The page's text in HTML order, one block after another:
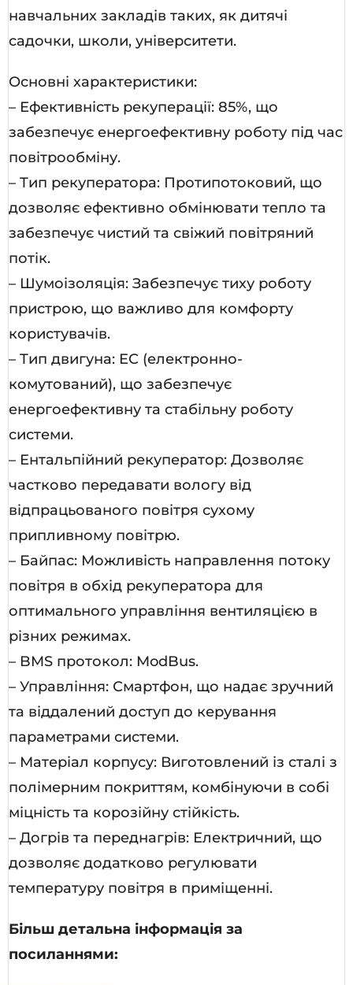
навчальних закладів таких, як дитячі
садочки, школи, університети.
Основні характеристики:
– Ефективність рекуперації: 85%, що
забезпечує енергоефективну роботу під час
повітрообміну.
– Тип рекуператора: Протипотоковий, що
дозволяє ефективно обмінювати тепло та
забезпечує чистий та свіжий повітряний
потік.
– Шумоізоляція: Забезпечує тиху роботу
пристрою, що важливо для комфорту
користувачів.
– Тип двигуна: EC (електронно-
комутований), що забезпечує
енергоефективну та стабільну роботу
системи.
– Ентальпійний рекуператор: Дозволяє
частково передавати вологу від
відпрацьованого повітря сухому
припливному повітрю.
– Байпас: Можливість направлення потоку
повітря в обхід рекуператора для
оптимального управління вентиляцією в
різних режимах.
– BMS протокол: ModBus.
– Управління: Смартфон, що надає зручний
та віддалений доступ до керування
параметрами системи.
– Матеріал корпусу: Виготовлений із сталі з
полімерним покриттям, комбінуючи в собі
міцність та корозійну стійкість.
– Догрів та переднагрів: Електричний, що
дозволяє додатково регулювати
температуру повітря в приміщенні.
Більш детальна інформація за
посиланнями: